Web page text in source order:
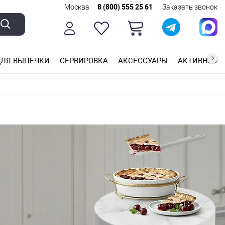
Москва 8 (800) 555 25 61 Заказать звонок
ВЫПЕЧКИ СЕРВИРОВКА АКСЕССУАРЫ АКТИВНЫЙ